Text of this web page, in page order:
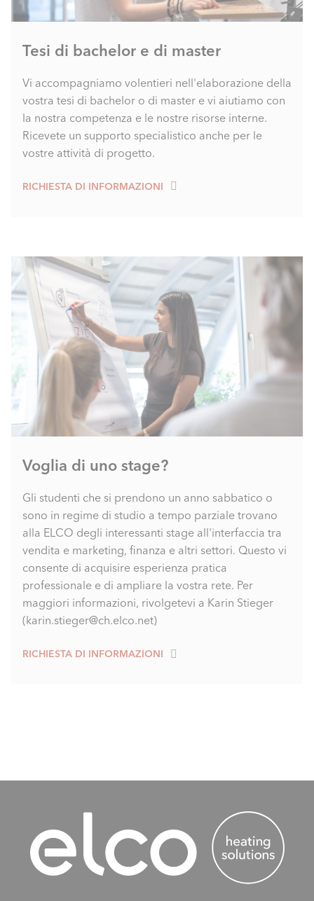
Tesi di bachelor e di master
Vi accompagniamo volentieri nell'elaborazione della
vostra tesi di bachelor o di master e vi aiutiamo con
la nostra competenza e le nostre risorse interne.
Ricevete un supporto specialistico anche per le
vostre attività di progetto.
RICHIESTA DI INFORMAZIONI
Voglia di uno stage?
Gli studenti che si prendono un anno sabbatico o
sono in regime di studio a tempo parziale trovano
alla ELCO degli interessanti stage all'interfaccia tra
vendita e marketing, finanza e altri settori. Questo vi
consente di acquisire esperienza pratica
professionale e di ampliare la vostra rete. Per
maggiori informazioni, rivolgetevi a Karin Stieger
(karin.stieger@ch.elco.net)
RICHIESTA DI INFORMAZIONI